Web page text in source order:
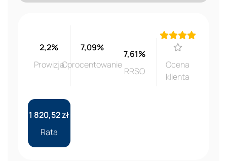
2,2%
Prowizja
7,09%
Oprocentowanie
7,61%
RRSO
Ocena
klienta
1 820,52 zł
Rata